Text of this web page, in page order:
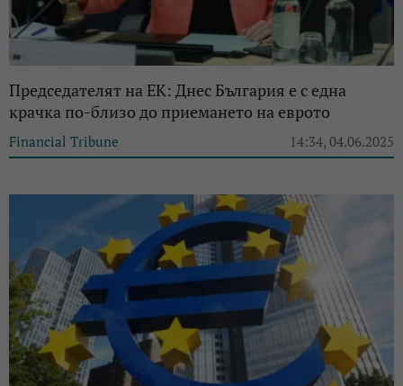
Председателят на ЕК: Днес България е с една
крачка по-близо до приемането на еврото
Financial Tribune 14:34, 04.06.2025